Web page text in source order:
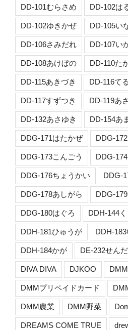
DD-101むらさめ DD-102は
DD-102ゆきかぜ DD-105い
DD-106さみだれ DD-107い
DD-108あけぼの DD-110た
DD-115あきづき DD-116て
DD-117すずつき DD-119あ
DD-132あさゆき DD-154あ
DDG-171はたかぜ DDG-
DDG-173こんごう DDG-
DDG-176ちょうかい DDG-
DDG-178あしがら DDG-
DDG-180はぐろ DDH-144く
DDH-181ひゅうが DDH-183
DDH-184かが DE-232せん
DIVA DIVA DJKOO DMM
DMMプリペイドカード
DMM農業 DMM野菜
DREAMS COME TRUE